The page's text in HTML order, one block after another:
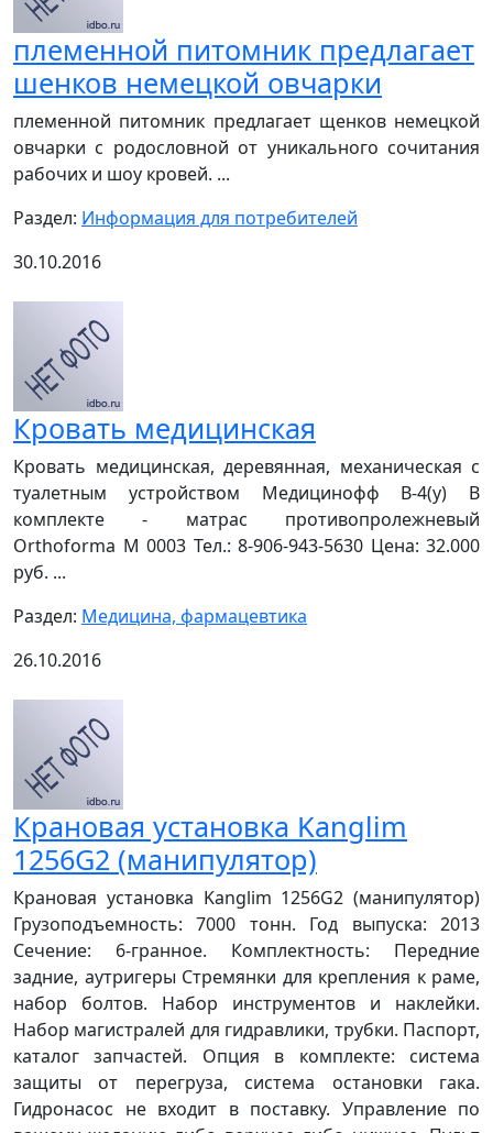
племенной питомник предлагает
шенков немецкой овчарки
племенной питомник предлагает щенков немецкой
овчарки с родословной от уникального сочитания
рабочих и шоу кровей. ...
Раздел: Информация для потребителей
30.10.2016
Кровать медицинская
Кровать медицинская, деревянная, механическая с
туалетным устройством Медицинофф B-4(y) В
комплекте - матрас противопролежневый
Orthoforma М 0003 Тел.: 8-906-943-5630 Цена: 32.000
руб. ...
Раздел: Медицина, фармацевтика
26.10.2016
Крановая установка Kanglim
1256G2 (манипулятор)
Крановая установка Kanglim 1256G2 (манипулятор)
Грузоподъемность: 7000 тонн. Год выпуска: 2013
Сечение: 6-гранное. Комплектность: Передние
задние, аутригеры Стремянки для крепления к раме,
набор болтов. Набор инструментов и наклейки.
Набор магистралей для гидравлики, трубки. Паспорт,
каталог запчастей. Опция в комплекте: система
защиты от перегруза, система остановки гака.
Гидронасос не входит в поставку. Управление по